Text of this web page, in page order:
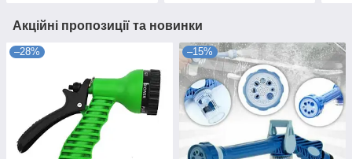
Акційні пропозиції та новинки
–28% –15%